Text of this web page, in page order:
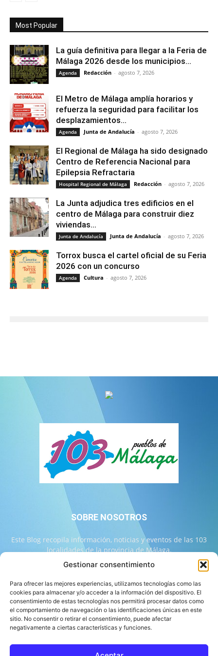
Gestionar consentimiento
Para ofrecer las mejores experiencias, utilizamos tecnologías como las
cookies para almacenar y/o acceder a la información del dispositivo. El
consentimiento de estas tecnologías nos permitirá procesar datos como
el comportamiento de navegación o las identificaciones únicas en este
sitio. No consentir o retirar el consentimiento, puede afectar
negativamente a ciertas características y funciones.
Most Popular
La guía definitiva para llegar a la Feria de
Málaga 2026 desde los municipios...
Agenda Redacción - agosto 7, 2026
El Metro de Málaga amplía horarios y
refuerza la seguridad para facilitar los
desplazamientos...
Agenda Junta de Andalucía - agosto 7, 2026
El Regional de Málaga ha sido designado
Centro de Referencia Nacional para
Epilepsia Refractaria
Hospital Regional de Málaga Redacción - agosto 7, 2026
La Junta adjudica tres edificios en el
centro de Málaga para construir diez
viviendas...
Junta de Andalucía Junta de Andalucía - agosto 7, 2026
Torrox busca el cartel oficial de su Feria
2026 con un concurso
Agenda Cultura - agosto 7, 2026
SOBRE NOSOTROS
Este Blog recopila información, noticias y eventos de las 103
localidades de la provincia de Málaga.
Contáctanos:info@103malaga.com
SÍGUENOS